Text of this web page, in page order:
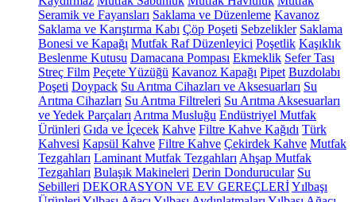
Seramik ve Fayansları Saklama ve Düzenleme Kavanoz
Saklama ve Karıştırma Kabı Çöp Poşeti Sebzelikler Saklama
Bonesi ve Kapağı Mutfak Raf Düzenleyici Poşetlik Kaşıklık
Beslenme Kutusu Damacana Pompası Ekmeklik Sefer Tası
Streç Film Peçete Yüzüğü Kavanoz Kapağı Pipet Buzdolabı
Poşeti Doypack Su Arıtma Cihazları ve Aksesuarları Su
Arıtma Cihazları Su Arıtma Filtreleri Su Arıtma Aksesuarları
ve Yedek Parçaları Arıtma Musluğu Endüstriyel Mutfak
Ürünleri Gıda ve İçecek Kahve Filtre Kahve Kağıdı Türk
Kahvesi Kapsül Kahve Filtre Kahve Çekirdek Kahve Mutfak
Tezgahları Laminant Mutfak Tezgahları Ahşap Mutfak
Tezgahları Bulaşık Makineleri Derin Dondurucular Su
Sebilleri DEKORASYON VE EV GEREÇLERİYılbaşı